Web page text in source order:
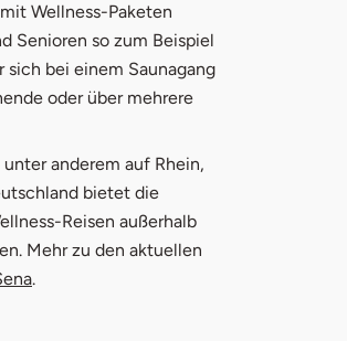
Wellness-Paketen
Senioren so zum Beispiel
sich bei einem Saunagang
oder über mehrere
anderem auf Rhein,
bietet die
Reisen außerhalb
Mehr zu den aktuellen
.